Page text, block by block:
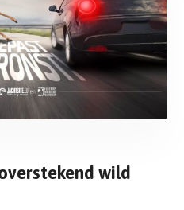
wild